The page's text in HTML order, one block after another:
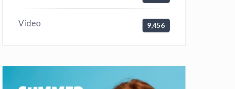
Video 9,456